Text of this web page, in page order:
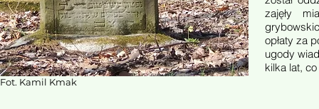
Fot. Kamil Kmak
zajęły
opłaty za
ugody
kilka lat,